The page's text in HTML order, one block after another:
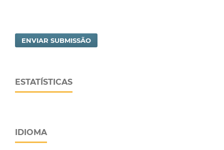
ENVIAR SUBMISSÃO
ESTATÍSTICAS
IDIOMA